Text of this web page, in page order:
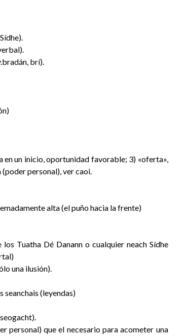
brí).
en un inicio, oportunidad favorable; 3) «oferta»,
personal), ver caoi.
alta (el puño hacia la frente)
Tuatha Dé Danann o cualquier neach Sídhe
una ilusión).
seanchais (leyendas)
personal) que el necesario para acometer una